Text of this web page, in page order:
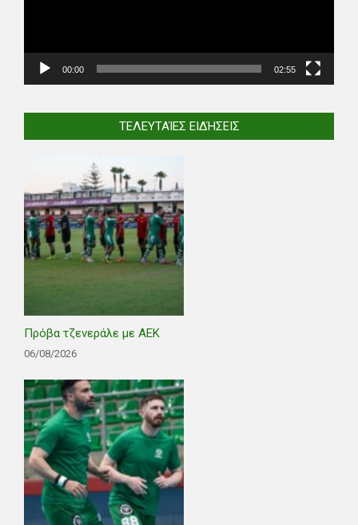
00:00 02:55
ΤΕΛΕΥΤΑΊΕΣ ΕΙΔΉΣΕΙΣ
Πρόβα τζενεράλε με ΑΕΚ
06/08/2026